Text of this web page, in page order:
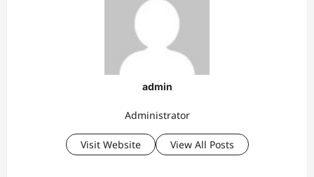
admin
Administrator
Visit Website View All Posts